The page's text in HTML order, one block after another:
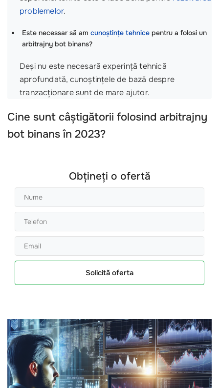
problemelor.
Este necessar să am cunoștințe tehnice pentru a folosi un
arbitrajny bot binans?
Deși nu este necesară experință tehnică
aprofundată, cunoștințele de bază despre
tranzacționare sunt de mare ajutor.
Cine sunt câștigătorii folosind arbitrajny
bot binansîn 2023?
Obțineți o ofertă
Solicită oferta